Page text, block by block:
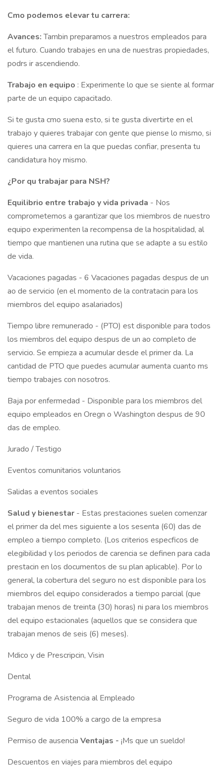
Cmo podemos elevar tu carrera:
Avances:Tambin preparamos a nuestros empleados para
el futuro. Cuando trabajes en una de nuestras propiedades,
podrs ir ascendiendo.
Trabajo en equipo : Experimente lo que se siente al formar
parte de un equipo capacitado.
Si te gusta cmo suena esto, si te gusta divertirte en el
trabajo y quieres trabajar con gente que piense lo mismo, si
quieres una carrera en la que puedas confiar, presenta tu
candidatura hoy mismo.
¿Por qu trabajar para NSH?
Equilibrio entre trabajo y vida privada - Nos
comprometemos a garantizar que los miembros de nuestro
equipo experimenten la recompensa de la hospitalidad, al
tiempo que mantienen una rutina que se adapte a su estilo
de vida.
Vacaciones pagadas - 6 Vacaciones pagadas despus de un
ao de servicio (en el momento de la contratacin para los
miembros del equipo asalariados)
Tiempo libre remunerado - (PTO) est disponible para todos
los miembros del equipo despus de un ao completo de
servicio. Se empieza a acumular desde el primer da. La
cantidad de PTO que puedes acumular aumenta cuanto ms
tiempo trabajes con nosotros.
Baja por enfermedad - Disponible para los miembros del
equipo empleados en Oregn o Washington despus de 90
das de empleo.
Jurado / Testigo
Eventos comunitarios voluntarios
Salidas a eventos sociales
Salud y bienestar - Estas prestaciones suelen comenzar
el primer da del mes siguiente a los sesenta (60) das de
empleo a tiempo completo. (Los criterios especficos de
elegibilidad y los periodos de carencia se definen para cada
prestacin en los documentos de su plan aplicable). Por lo
general, la cobertura del seguro no est disponible para los
miembros del equipo considerados a tiempo parcial (que
trabajan menos de treinta (30) horas) ni para los miembros
del equipo estacionales (aquellos que se considera que
trabajan menos de seis (6) meses).
Mdico y de Prescripcin, Visin
Dental
Programa de Asistencia al Empleado
Seguro de vida 100% a cargo de la empresa
Permiso de ausencia Ventajas - ¡Ms que un sueldo!
Descuentos en viajes para miembros del equipo